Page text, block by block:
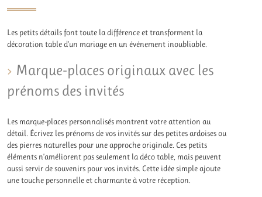
Les petits détails font toute la différence et transforment la
décoration table d’un mariage en un événement inoubliable.
Marque-places originaux avec les
prénoms des invités
Les marque-places personnalisés montrent votre attention au
détail. Écrivez les prénoms de vos invités sur des petites ardoises ou
des pierres naturelles pour une approche originale. Ces petits
éléments n’améliorent pas seulement la déco table, mais peuvent
aussi servir de souvenirs pour vos invités. Cette idée simple ajoute
une touche personnelle et charmante à votre réception.